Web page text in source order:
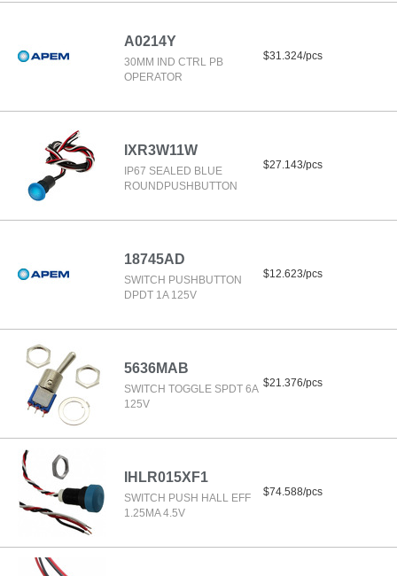
A0214Y
30MM IND CTRL PB
OPERATOR
$31.324/pcs
IXR3W11W
IP67 SEALED BLUE
ROUNDPUSHBUTTON
$27.143/pcs
18745AD
SWITCH PUSHBUTTON
DPDT 1A 125V
$12.623/pcs
5636MAB
SWITCH TOGGLE SPDT 6A
125V
$21.376/pcs
IHLR015XF1
SWITCH PUSH HALL EFF
1.25MA 4.5V
$74.588/pcs